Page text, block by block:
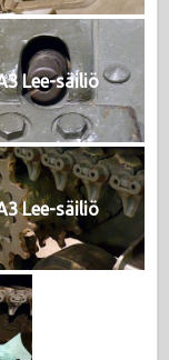
Lee-säiliö
Lee-säiliö